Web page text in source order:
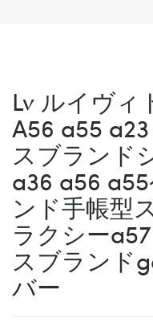
Lv ルイヴィ
A56 a55
スブランド
a36 a56
ンド手帳型
ラクシー
スブランド
バー